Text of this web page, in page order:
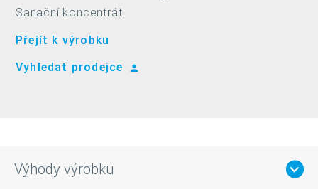
Sanační koncentrát
Přejít k výrobku
Vyhledat prodejce
Výhody výrobku